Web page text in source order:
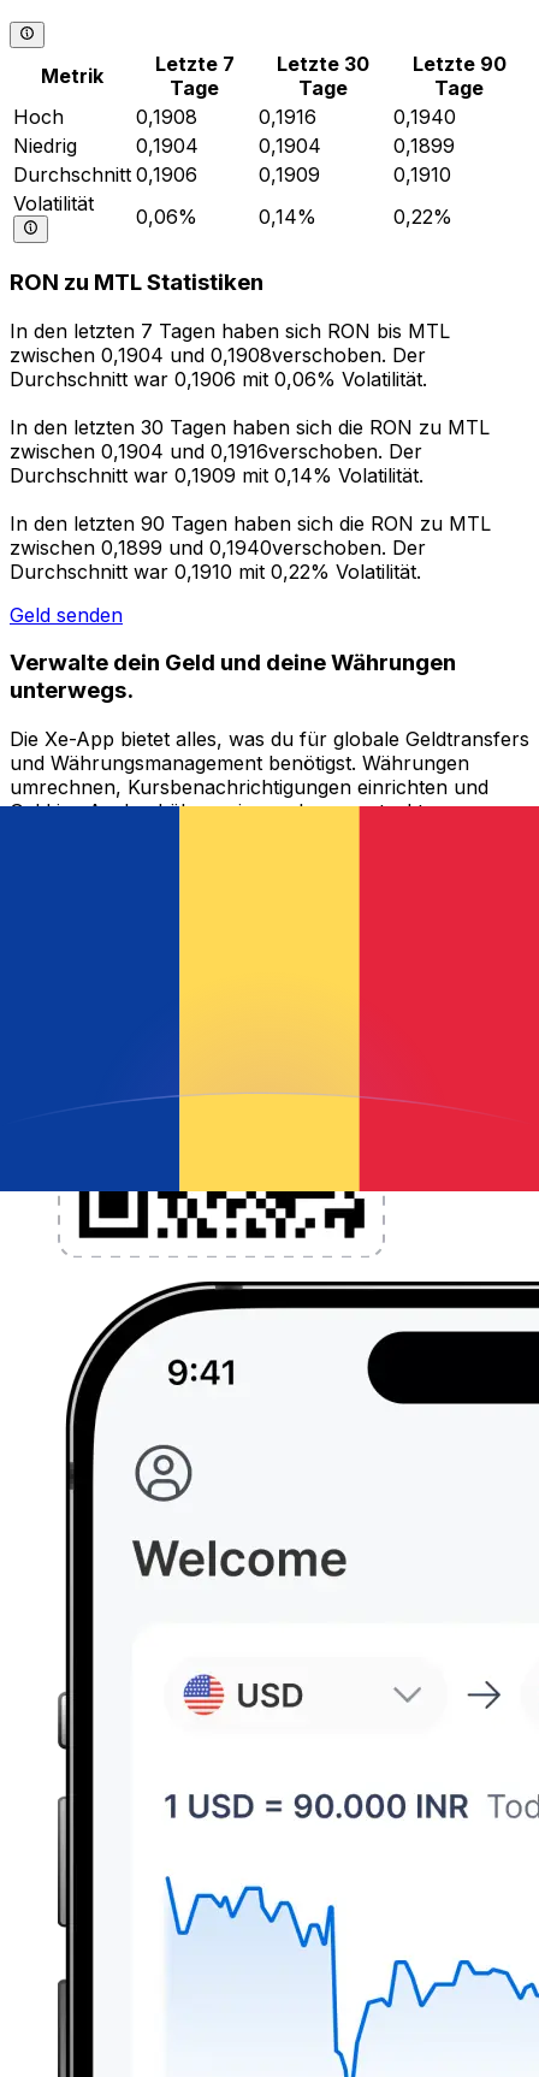
Metrik
Letzte 7
Tage
Letzte 30
Tage
Letzte 90
Tage
Hoch
0,1908 0,1916
0,1940
Niedrig
0,1904 0,1904
0,1899
Durchschnitt 0,1906 0,1909
0,1910
Volatilität
0,06% 0,14% 0,22%
RON zu MTL Statistiken
In den letzten 7 Tagen haben sich RON bis MTL
zwischen 0,1904 und 0,1908verschoben. Der
Durchschnitt war 0,1906 mit 0,06% Volatilität.
In den letzten 30 Tagen haben sich die RON zu MTL
zwischen 0,1904 und 0,1916verschoben. Der
Durchschnitt war 0,1909 mit 0,14% Volatilität.
In den letzten 90 Tagen haben sich die RON zu MTL
zwischen 0,1899 und 0,1940verschoben. Der
Durchschnitt war 0,1910 mit 0,22% Volatilität.
Geld senden
Verwalte dein Geld und deine Währungen
unterwegs.
Die Xe-App bietet alles, was du für globale Geldtransfers
und Währungsmanagement benötigst. Währungen
umrechnen, Kursbenachrichtigungen einrichten und
Geld ins Ausland überweisen, ohne versteckte